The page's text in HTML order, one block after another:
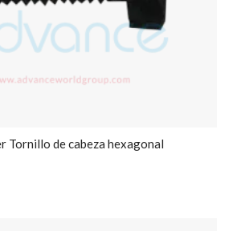
Tornillo de cabeza hexagonal